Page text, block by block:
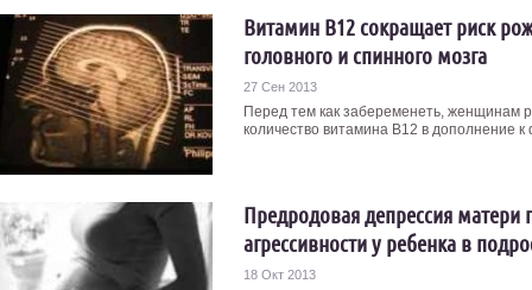
Витамин В12 сокращает риск
головного и спинного мозга
27 Сен 2013
Перед тем как забеременеть, женщинам
количество витамина В12 в дополнение
Предродовая депрессия
агрессивности у ребенка в
18 Окт 2013